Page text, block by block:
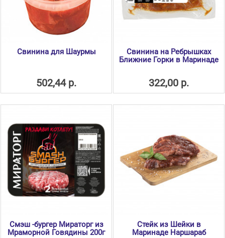
Свинина для Шаурмы
502,44 р.
Свинина на Ребрышках
Ближние Горки в Маринаде
322,00 р.
Смэш -бургер Мираторг из
Мраморной Говядины 200г
Стейк из Шейки в
Маринаде Наршараб